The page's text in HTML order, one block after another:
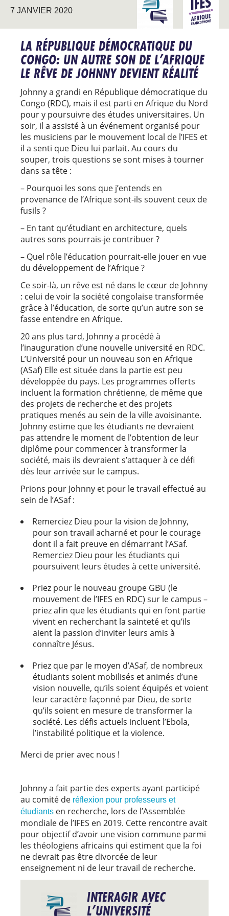
7 JANVIER 2020
INTERAGIR AVEC
L’UNIVERSITÉ
AFRIQUE
LA RÉPUBLIQUE DÉMOCRATIQUE DU
CONGO: UN AUTRE SON DE L’AFRIQUE
LE RÊVE DE JOHNNY DEVIENT RÉALITÉ
Johnny a grandi en République démocratique du
Congo (RDC), mais il est parti en Afrique du Nord
pour y poursuivre des études universitaires. Un
soir, il a assisté à un événement organisé pour
les musiciens par le mouvement local de l’IFES et
il a senti que Dieu lui parlait. Au cours du
souper, trois questions se sont mises à tourner
dans sa tête :
– Pourquoi les sons que j’entends en
provenance de l’Afrique sont-ils souvent ceux de
fusils ?
– En tant qu’étudiant en architecture, quels
autres sons pourrais-je contribuer ?
– Quel rôle l’éducation pourrait-elle jouer en vue
du développement de l’Afrique ?
Ce soir-là, un rêve est né dans le cœur de Johnny
: celui de voir la société congolaise transformée
grâce à l’éducation, de sorte qu’un autre son se
fasse entendre en Afrique.
20 ans plus tard, Johnny a procédé à
l’inauguration d’une nouvelle université en RDC.
L’Université pour un nouveau son en Afrique
(ASaf) Elle est située dans la partie est peu
développée du pays. Les programmes offerts
incluent la formation chrétienne, de même que
des projets de recherche et des projets
pratiques menés au sein de la ville avoisinante.
Johnny estime que les étudiants ne devraient
pas attendre le moment de l’obtention de leur
diplôme pour commencer à transformer la
société, mais ils devraient s’attaquer à ce défi
dès leur arrivée sur le campus.
Prions pour Johnny et pour le travail effectué au
sein de l’ASaf :
Remerciez Dieu pour la vision de Johnny,
pour son travail acharné et pour le courage
dont il a fait preuve en démarrant l’ASaf.
Remerciez Dieu pour les étudiants qui
poursuivent leurs études à cette université.
Priez pour le nouveau groupe GBU (le
mouvement de l’IFES en RDC) sur le campus –
priez afin que les étudiants qui en font partie
vivent en recherchant la sainteté et qu’ils
aient la passion d’inviter leurs amis à
connaître Jésus.
Priez que par le moyen d’ASaf, de nombreux
étudiants soient mobilisés et animés d’une
vision nouvelle, qu’ils soient équipés et voient
leur caractère façonné par Dieu, de sorte
qu’ils soient en mesure de transformer la
société. Les défis actuels incluent l’Ebola,
l’instabilité politique et la violence.
Merci de prier avec nous !
Johnny a fait partie des experts ayant participé
au comité de réflexion pour professeurs et
étudiants en recherche, lors de l’Assemblée
mondiale de l’IFES en 2019. Cette rencontre avait
pour objectif d’avoir une vision commune parmi
les théologiens africains qui estiment que la foi
ne devrait pas être divorcée de leur
enseignement ni de leur travail de recherche.
INTERAGIR AVEC
L’UNIVERSITÉ